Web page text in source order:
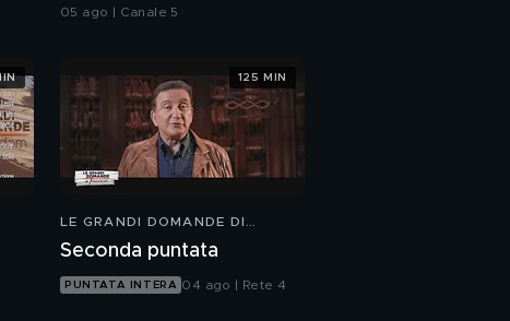
05 ago | Canale 5
LE GRANDI DOMANDE DI
Seconda puntata
PUNTATA INTERA 04 ago | Rete 4
125 MIN